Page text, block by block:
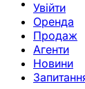
Увійти
Оренда
Продаж
Агенти
Новини